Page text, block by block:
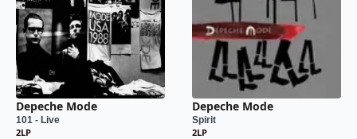
Depeche Mode
101 - Live
2LP
Depeche Mode
Spirit
2LP